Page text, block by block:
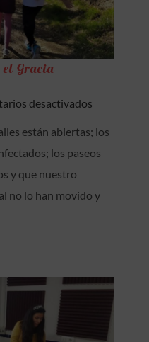
el Gracia
desactivados
al
Aire
el
están abiertas; los
los paseos
y que nuestro
no lo han movido y